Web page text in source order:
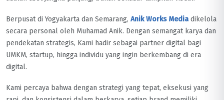
Berpusat di Yogyakarta dan Semarang, Anik Works Media dikelola
secara personal oleh Muhamad Anik. Dengan semangat karya dan
pendekatan strategis, Kami hadir sebagai partner digital bagi
UMKM, startup, hingga individu yang ingin berkembang di era
digital.
Kami percaya bahwa dengan strategi yang tepat, eksekusi yang